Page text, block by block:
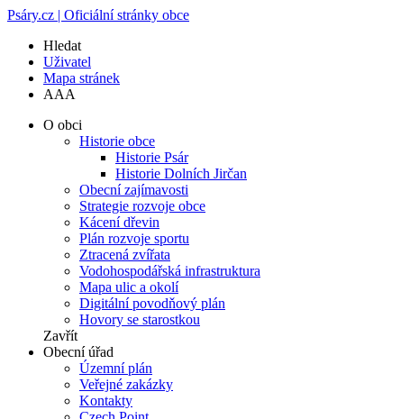
Psáry.cz | Oficiální stránky obce
Hledat
Uživatel
Mapa stránek
AAA
O obci
Historie obce
Historie Psár
Historie Dolních Jirčan
Obecní zajímavosti
Strategie rozvoje obce
Kácení dřevin
Plán rozvoje sportu
Ztracená zvířata
Vodohospodářská infrastruktura
Mapa ulic a okolí
Digitální povodňový plán
Hovory se starostkou
Zavřít
Obecní úřad
Územní plán
Veřejné zakázky
Kontakty